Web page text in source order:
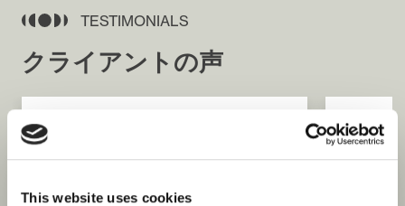
This website uses cookies
TESTIMONIALS
クライアントの声
Jaap de Vries